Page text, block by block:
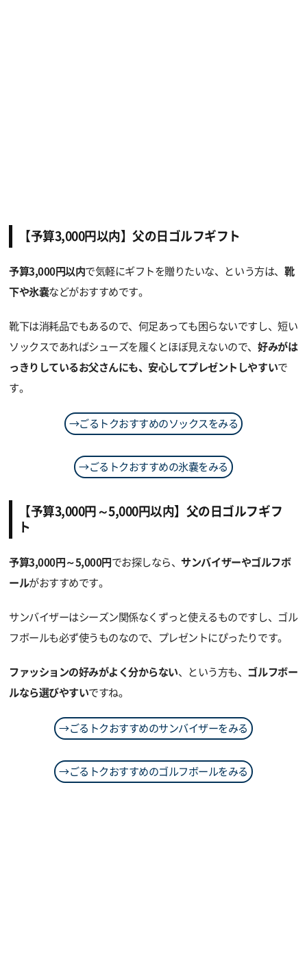
【予算3,000円以内】父の日ゴルフギフト
予算3,000円以内で気軽にギフトを贈りたいな、という方は、 靴
下や氷嚢などがおすすめです。
靴下は消耗品でもあるので、何足あっても困らないですし、短い
ソックスであればシューズを履くとほぼ見えないので、好みがは
っきりしているお父さんにも、安心してプレゼントしやすいで
す。
→ごるトクおすすめのソックスをみる
→ごるトクおすすめの氷嚢をみる
【予算3,000円～5,000円以内】父の日ゴルフギフ
ト
予算3,000円～5,000円 でお探しなら、サンバイザーやゴルフボ
ールがおすすめです。
サンバイザーはシーズン関係なくずっと使えるものですし、ゴル
フボールも必ず使うものなので、プレゼントにぴったりです。
ファッションの好みがよく分からない、という方も、
ゴルフボー
ルなら選びやすいですね。
→ごるトクおすすめのサンバイザーをみる
→ごるトクおすすめのゴルフボールをみる